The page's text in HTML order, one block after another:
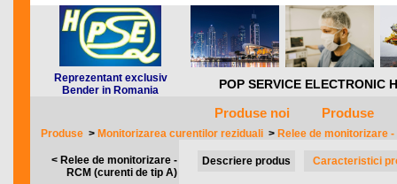
Reprezentant exclusiv
Bender in Romania
POP SERVICE
Produse noi Produse
Produse > Monitorizarea curentilor reziduali > Relee de monitorizare
< Relee de monitorizare -
RCM (curenti de tip A)
Descriere produs Caracteristici